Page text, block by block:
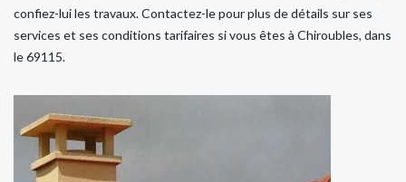
confiez-lui les travaux. Contactez-le pour plus de détails sur ses
services et ses conditions tarifaires si vous êtes à Chiroubles, dans
le 69115.